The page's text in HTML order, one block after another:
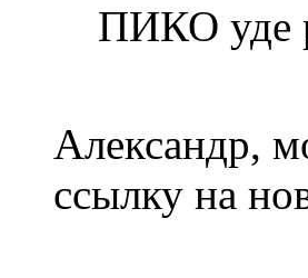
ПИКО уде
Александр,
ссылку на